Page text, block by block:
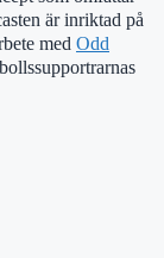
är inriktad på
med Odd